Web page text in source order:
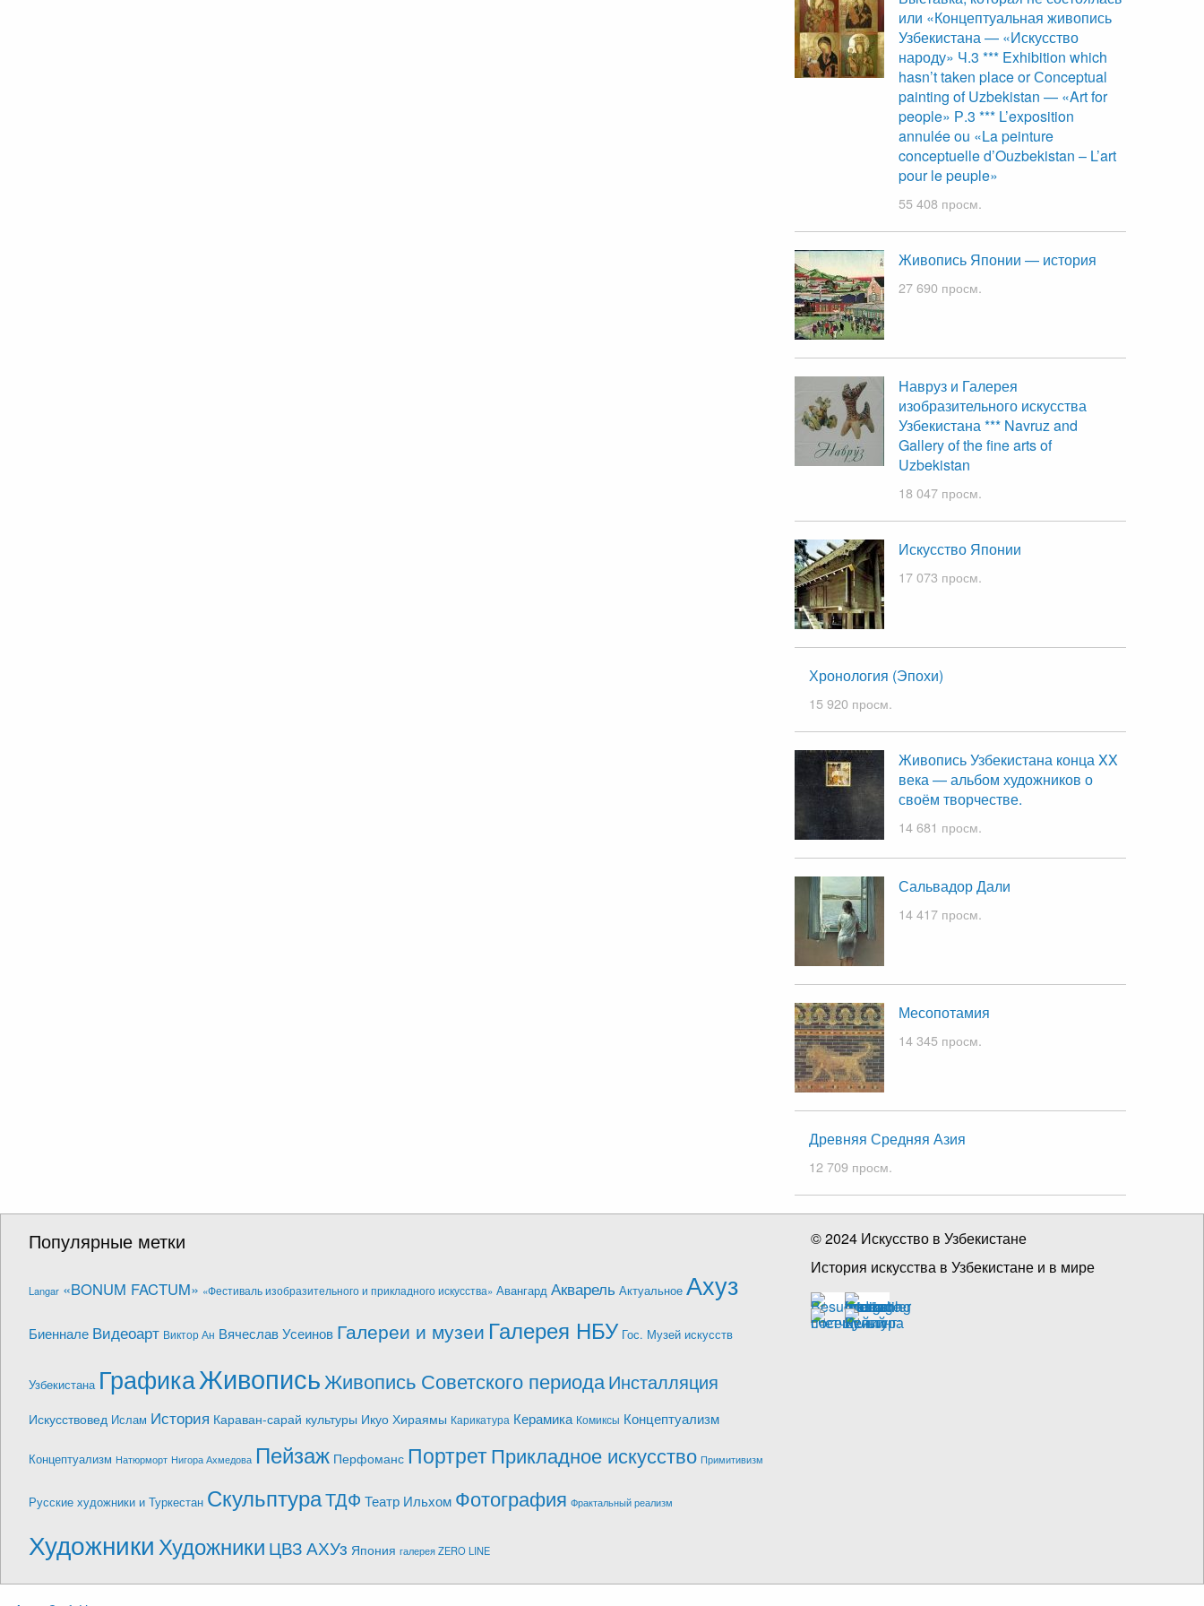
или «Концептуальная живопись
Узбекистана — «Искусство
народу» Ч.3 *** Exhibition which
hasn’t taken place or Сonceptual
painting of Uzbekistan — «Art for
people» Р.3 *** L’exposition
annulée ou «La peinture
conceptuelle d’Ouzbekistan – L’art
pour le peuple»
55 408 просм.
Живопись Японии — история
27 690 просм.
Навруз и Галерея
изобразительного искусства
Узбекистана *** Navruz and
Gallery of the fine arts of
Uzbekistan
18 047 просм.
Искусство Японии
17 073 просм.
Хронология (Эпохи)
15 920 просм.
Живопись Узбекистана конца XX
века — альбом художников о
своём творчестве.
14 681 просм.
Сальвадор Дали
14 417 просм.
Месопотамия
14 345 просм.
Древняя Средняя Азия
12 709 просм.
Популярные метки
Langar «BONUM FACTUM» «Фестиваль изобразительного и прикладного искусства» Авангард Акварель Актуальное Ахуз
Биеннале Видеоарт Виктор Ан Вячеслав Усеинов Галереи и музеи Галерея НБУ Гос. Музей искусств
Узбекистана ГрафикаЖивописьЖивопись Советского периодаИнсталляция
Искусствовед Ислам История Караван-сарай культуры Икуо Хираямы Карикатура Керамика Комиксы Концептуализм
Концептуализм Натюрморт Нигора Ахмедова Пейзаж Перфоманс ПортретПрикладное искусство Примитивизм
Русские художники и Туркестан СкульптураТДФ Театр Ильхом Фотография Фрактальный реализм
ХудожникиХудожники ЦВЗ АХУз Япония галерея ZERO LINE
© 2024 Искусство в Узбекистане
История искусства в Узбекистане и в мире